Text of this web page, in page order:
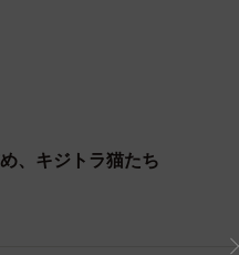
、キジトラ猫たち